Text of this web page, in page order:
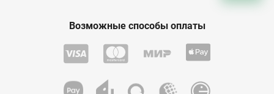
Возможные способы оплаты